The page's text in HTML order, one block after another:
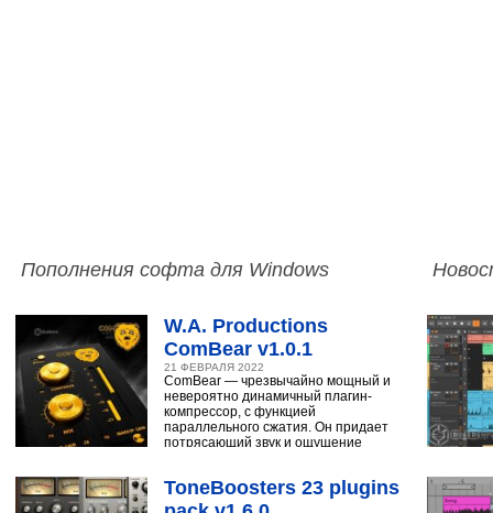
Пополнения софта для Windows
W.A. Productions
ComBear v1.0.1
21 ФЕВРАЛЯ 2022
ComBear — чрезвычайно мощный и
невероятно динамичный плагин-
компрессор, с функцией
параллельного сжатия. Он придает
потрясающий звук и ощущение
ToneBoosters 23 plugins